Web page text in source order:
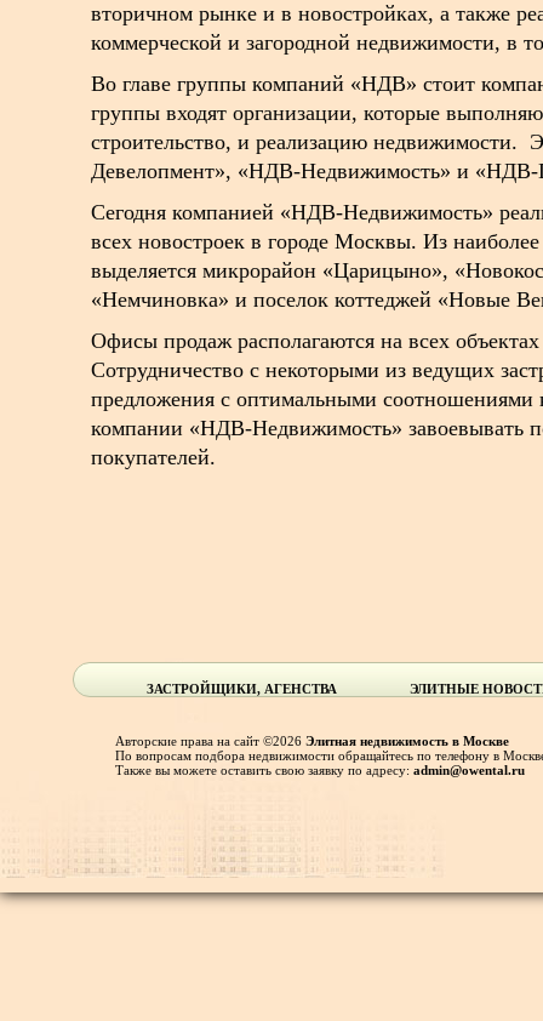
вторичном рынке и в новостройках, а также
коммерческой и загородной недвижимости, в
Во главе группы компаний «НДВ» стоит
группы входят организации, которые
строительство, и реализацию
Девелопмент», «НДВ-Недвижимость» и «НДВ-
Сегодня компанией «НДВ-Недвижимость»
всех новостроек в городе Москвы. Из
выделяется микрорайон «Царицыно»,
«Немчиновка» и поселок коттеджей «Новые
Офисы продаж располагаются на всех объектах
Сотрудничество с некоторыми из ведущих
предложения с оптимальными соотношениями
компании «НДВ-Недвижимость» завоевывать
покупателей.
ЗАСТРОЙЩИКИ, АГЕНСТВА ЭЛИТНЫЕ
Авторские права на сайт ©2026 Элитная недвижимость в Москве
По вопросам подбора недвижимости обращайтесь по телефону в
Также вы можете оставить свою заявку по адресу: admin@owental.ru